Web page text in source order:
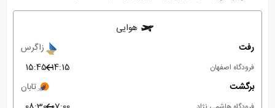
هوایی
رفت
زاگرس
فرودگاه اصفهان 14:15
15:45
برگشت
تابان